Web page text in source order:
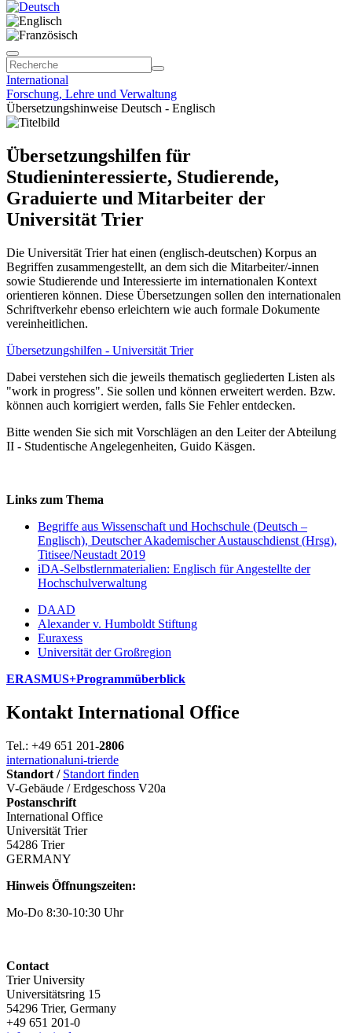
International
Forschung, Lehre und Verwaltung
Übersetzungshinweise Deutsch - Englisch
Übersetzungshilfen für
Studieninteressierte, Studierende,
Graduierte und Mitarbeiter der
Universität Trier
Die Universität Trier hat einen (englisch-deutschen) Korpus an
Begriffen zusammengestellt, an dem sich die Mitarbeiter/-innen
sowie Studierende und Interessierte im internationalen Kontext
orientieren können. Diese Übersetzungen sollen den internationalen
Schriftverkehr ebenso erleichtern wie auch formale Dokumente
vereinheitlichen.
Übersetzungshilfen - Universität Trier
Dabei verstehen sich die jeweils thematisch gegliederten Listen als
"work in progress". Sie sollen und können erweitert werden. Bzw.
können auch korrigiert werden, falls Sie Fehler entdecken.
Bitte wenden Sie sich mit Vorschlägen an den Leiter der Abteilung
II - Studentische Angelegenheiten, Guido Käsgen.
Links zum Thema
Begriffe aus Wissenschaft und Hochschule (Deutsch –
Englisch), Deutscher Akademischer Austauschdienst (Hrsg),
Titisee/Neustadt 2019
iDA-Selbstlernmaterialien: Englisch für Angestellte der
Hochschulverwaltung
DAAD
Alexander v. Humboldt Stiftung
Euraxess
Universität der Großregion
ERASMUS+Programmüberblick
Kontakt International Office
Tel.: +49 651 201-2806
internationaluni-trierde
Standort / Standort finden
V-Gebäude / Erdgeschoss V20a
Postanschrift
International Office
Universität Trier
54286 Trier
GERMANY
Hinweis Öffnungszeiten:
Mo-Do 8:30-10:30 Uhr
Contact
Trier University
Universitätsring 15
54296 Trier, Germany
+49 651 201-0